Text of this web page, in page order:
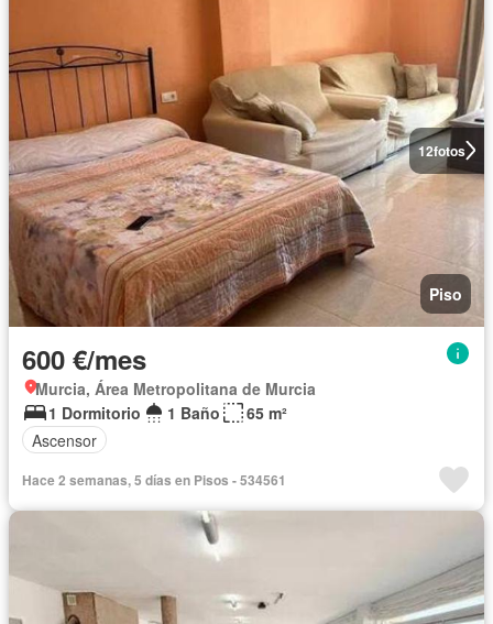
12fotos
Piso
600 €/mes
Murcia, Área Metropolitana de Murcia
1 Dormitorio
1 Baño
65 m²
Ascensor
Hace 2 semanas, 5 días en Pisos - 534561